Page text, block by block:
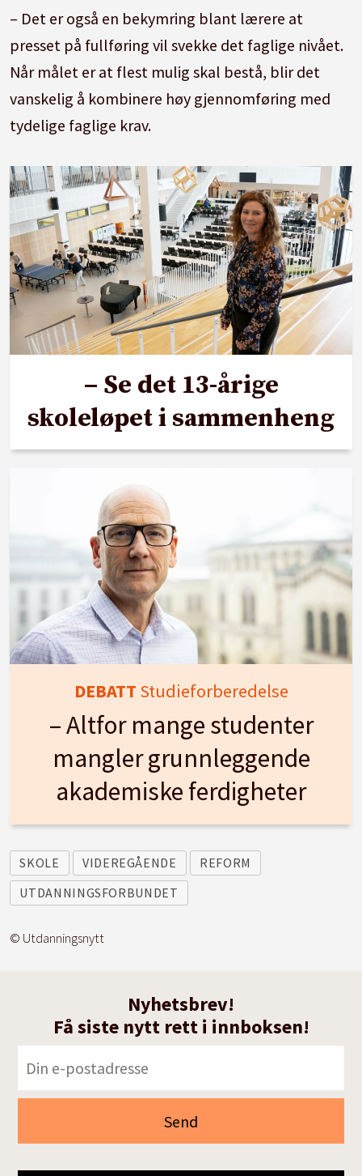
– Det er også en bekymring blant lærere at
presset på fullføring vil svekke det faglige nivået.
Når målet er at flest mulig skal bestå, blir det
vanskelig å kombinere høy gjennomføring med
tydelige faglige krav.
– Se det 13-årige
skoleløpet i sammenheng
DEBATT Studieforberedelse
– Altfor mange studenter
mangler grunnleggende
akademiske ferdigheter
SKOLE VIDEREGÅENDE
REFORM
UTDANNINGSFORBUNDET
© Utdanningsnytt
Nyhetsbrev!
Få siste nytt rett i innboksen!